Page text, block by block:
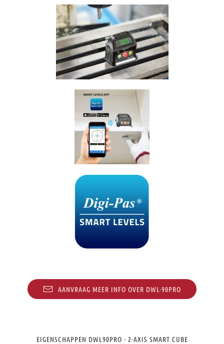
AANVRAAG MEER INFO OVER DWL-90PRO
EIGENSCHAPPEN DWL90PRO - 2-AXIS SMART CUBE